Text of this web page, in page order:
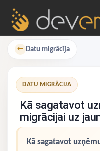
← Datu migrācija
DATU MIGRĀCIJA
Kā sagatavot
migrācijai uz
Kā sagatavot